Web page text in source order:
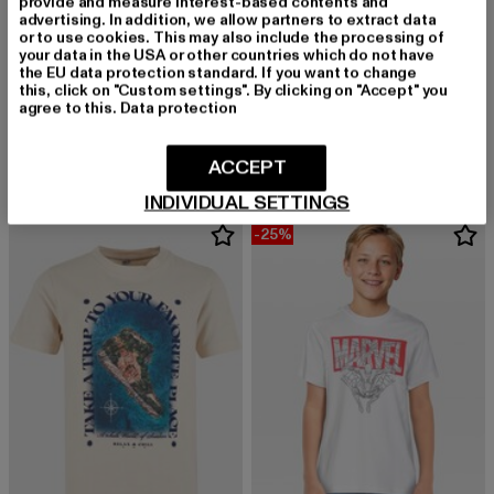
MISTER TEE
Pizza Love EMB Tee
Derzeitiger Preis: 16,99 EURAktionspreis: 19,99 EUR
MISTER TEE
16,91 EUR
Derzeitiger Preis: 16,91 EUR
-25%
advertising. In addition, we allow partners to extract data
or to use cookies. This may also include the processing of
your data in the USA or other countries which do not have
the EU data protection standard. If you want to change
this, click on "Custom settings". By clicking on "Accept" you
agree to this. Data protection
INDIVIDUAL SETTINGS
ACCEPT